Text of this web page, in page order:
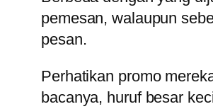
pemesan, walaupun
pesan.
Perhatikan promo
bacanya, huruf besar